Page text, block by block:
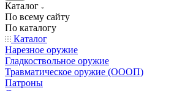
Каталог
По всему сайту
По каталогу
Каталог
Нарезное оружие
Гладкоствольное оружие
Травматическое оружие (ОООП)
Патроны